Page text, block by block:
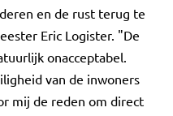
en de rust terug te
Eric Logister. "De
onacceptabel.
van de inwoners
mij de reden om direct